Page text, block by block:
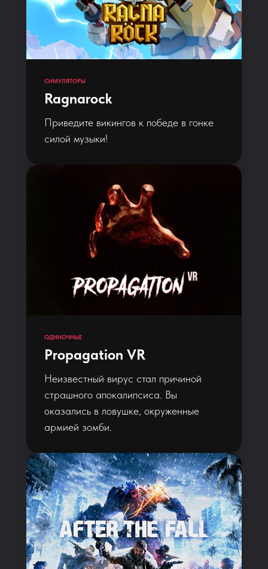
СИМУЛЯТОРЫ
Ragnarock
Приведите викингов к победе в гонке
силой музыки!
ОДИНОЧНЫЕ
Propagation VR
Неизвестный вирус стал причиной
страшного апокалипсиса. Вы
оказались в ловушке, окруженные
армией зомби.